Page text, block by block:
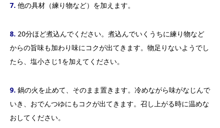
7. 他の具材（練り物など）を加えます。
8. 20分ほど煮込んでください。煮込んでいくうちに練り物など
からの旨味も加わり味にコクが出てきます。物足りないようでし
たら、塩小さじ1を加えてください。
9. 鍋の火を止めて、そのまま置きます。冷めながら味がなじんで
いき、おでんつゆにもコクが出てきます。召し上がる時に温めな
おしてください。